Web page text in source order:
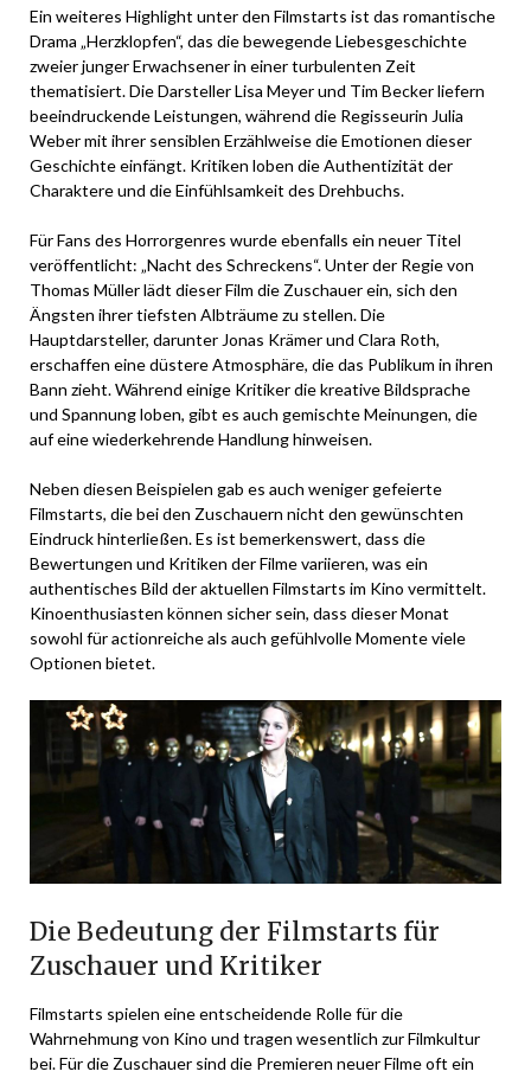
Ein weiteres Highlight unter den Filmstarts ist das romantische
Drama „Herzklopfen“, das die bewegende Liebesgeschichte
zweier junger Erwachsener in einer turbulenten Zeit
thematisiert. Die Darsteller Lisa Meyer und Tim Becker liefern
beeindruckende Leistungen, während die Regisseurin Julia
Weber mit ihrer sensiblen Erzählweise die Emotionen dieser
Geschichte einfängt. Kritiken loben die Authentizität der
Charaktere und die Einfühlsamkeit des Drehbuchs.
Für Fans des Horrorgenres wurde ebenfalls ein neuer Titel
veröffentlicht: „Nacht des Schreckens“. Unter der Regie von
Thomas Müller lädt dieser Film die Zuschauer ein, sich den
Ängsten ihrer tiefsten Albträume zu stellen. Die
Hauptdarsteller, darunter Jonas Krämer und Clara Roth,
erschaffen eine düstere Atmosphäre, die das Publikum in ihren
Bann zieht. Während einige Kritiker die kreative Bildsprache
und Spannung loben, gibt es auch gemischte Meinungen, die
auf eine wiederkehrende Handlung hinweisen.
Neben diesen Beispielen gab es auch weniger gefeierte
Filmstarts, die bei den Zuschauern nicht den gewünschten
Eindruck hinterließen. Es ist bemerkenswert, dass die
Bewertungen und Kritiken der Filme variieren, was ein
authentisches Bild der aktuellen Filmstarts im Kino vermittelt.
Kinoenthusiasten können sicher sein, dass dieser Monat
sowohl für actionreiche als auch gefühlvolle Momente viele
Optionen bietet.
Die Bedeutung der Filmstarts für
Zuschauer und Kritiker
Filmstarts spielen eine entscheidende Rolle für die
Wahrnehmung von Kino und tragen wesentlich zur Filmkultur
bei. Für die Zuschauer sind die Premieren neuer Filme oft ein